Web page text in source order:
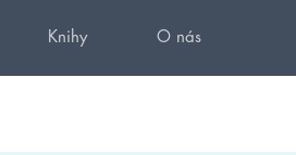
Knihy O nás